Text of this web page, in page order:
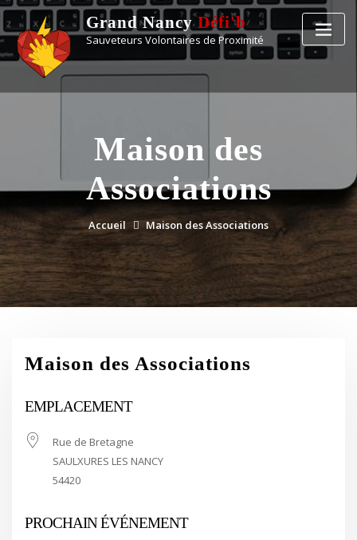
Grand NancyDéfi'b
Sauveteurs Volontaires de Proximité
Maison des
Associations
Accueil Maison des Associations
Maison des Associations
EMPLACEMENT
Rue de Bretagne
SAULXURES LES NANCY
54420
PROCHAIN ÉVÉNEMENT